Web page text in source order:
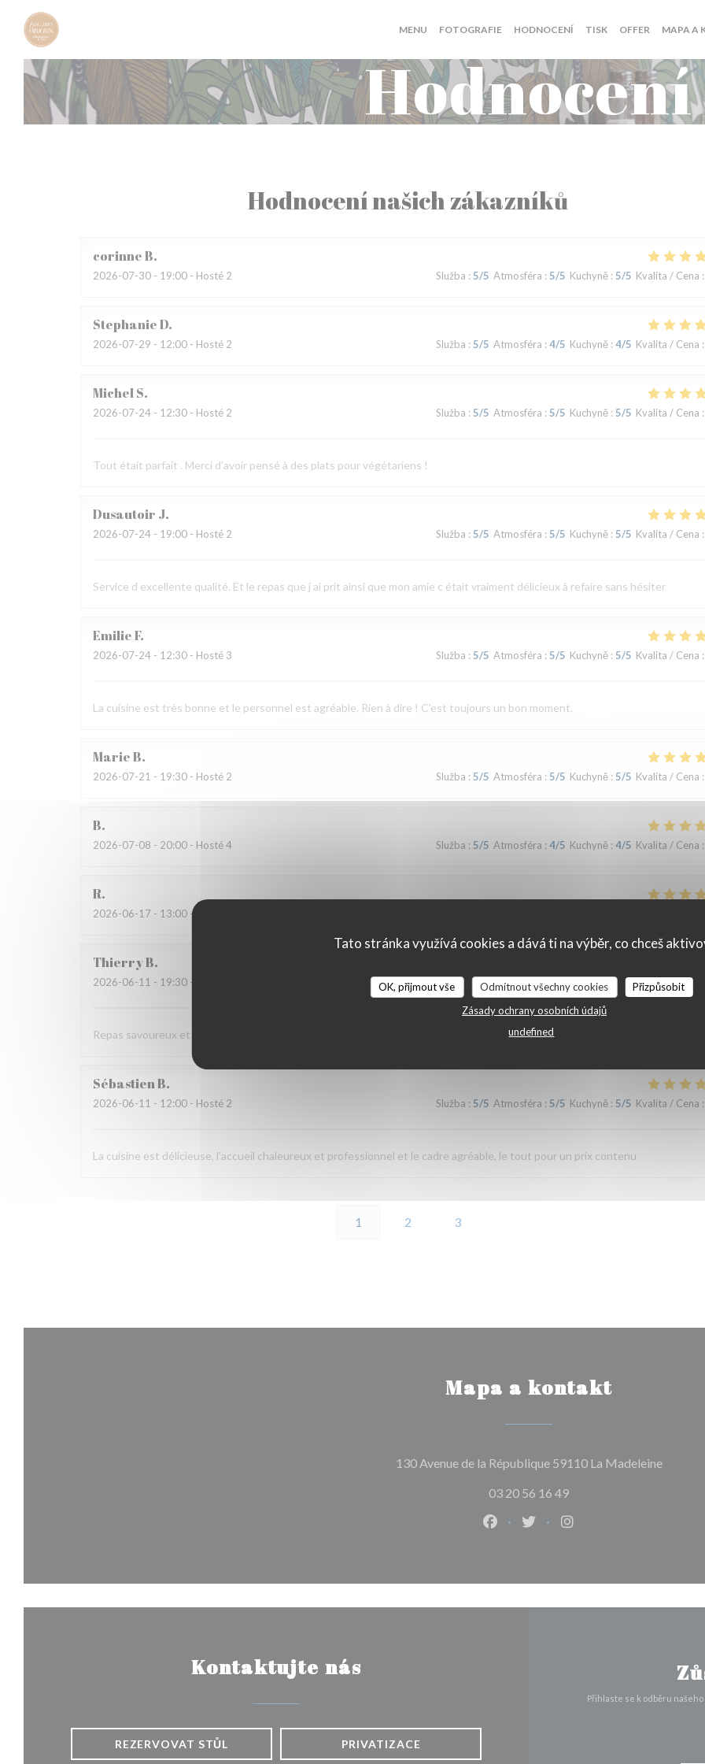
Panel pro správu cookies
Tato stránka využívá cookies a dává ti na výběr, co chceš
OK, přijmout vše Odmítnout všechny cookies
Přizpůsobit
Zásady ochrany osobních údajů
undefined
MENU FOTOGRAFIE HODNOCENÍ TISK OFFER((OTEVŘE
MAPA A
Hodnocení
Hodnocení našich zákazníků
corinneB
2026-07-30 - 19:00 - Hosté 2 Služba : 5/5 Atmosféra : 5/5 Kuchyně: 5/5 Kvalita / Cena :
StephanieD
2026-07-29 - 12:00 - Hosté 2 Služba : 5/5 Atmosféra : 4/5 Kuchyně: 4/5 Kvalita / Cena :
MichelS
2026-07-24 - 12:30 - Hosté 2 Služba : 5/5 Atmosféra : 5/5 Kuchyně: 5/5 Kvalita / Cena :
Tout était parfait . Merci d’avoir pensé à des plats pour végétariens !
Dusautoir J
2026-07-24 - 19:00 - Hosté 2 Služba : 5/5 Atmosféra : 5/5 Kuchyně: 5/5 Kvalita / Cena :
Service d excellente qualité. Et le repas que j ai prit ainsi que mon amie c était vraiment délicieux à refaire sans hésiter
EmilieF
2026-07-24 - 12:30 - Hosté 3 Služba : 5/5 Atmosféra : 5/5 Kuchyně: 5/5 Kvalita / Cena :
La cuisine est très bonne et le personnel est agréable. Rien à dire ! C'est toujours un bon moment.
MarieB
2026-07-21 - 19:30 - Hosté 2 Služba : 5/5 Atmosféra : 5/5 Kuchyně: 5/5 Kvalita / Cena :
B
2026-07-08 - 20:00 - Hosté 4 Služba : 5/5 Atmosféra : 4/5 Kuchyně: 4/5 Kvalita / Cena :
R
2026-06-17 - 13:00 - Hosté 3
ThierryB
2026-06-11 - 19:30 - Hosté 2 Služba 5 /5 Atmosféra: 4/5 Kuchyně 5 /5 Kvalita / Cena
Repas savoureux et original . Accueil très sympa .
SébastienB
2026-06-11 - 12:00 - Hosté 2 Služba : 5/5 Atmosféra : 5/5 Kuchyně: 5/5 Kvalita / Cena :
La cuisine est délicieuse, l’accueil chaleureux et professionnel et le cadre agréable, le tout pour un prix contenu
1 2 3
Mapa a kontakt
130 Avenue de la République 59110 La Madeleine
03 20 56 16 49
Facebook ((otevře se v novém
Twitter ((otevře se v novém
Instagram ((otevře se
Kontaktujte nás
REZERVOVAT STŮL PRIVATIZACE
Přihlaste se k odběru